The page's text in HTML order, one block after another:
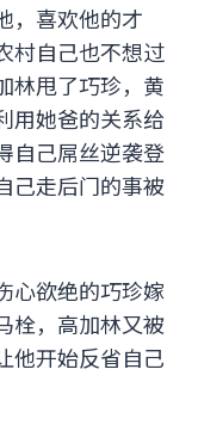
，喜欢他的才
村自己也不想过
林甩了巧珍，黄
用她爸的关系给
自己屌丝逆袭登
己走后门的事被
心欲绝的巧珍嫁
栓，高加林又被
他开始反省自己